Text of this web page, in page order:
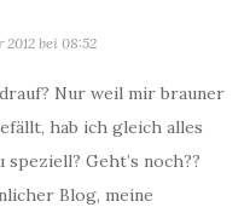
2012 bei 08:52
Nur weil mir brauner
hab ich gleich alles
speziell? Geht’s noch??
Blog, meine